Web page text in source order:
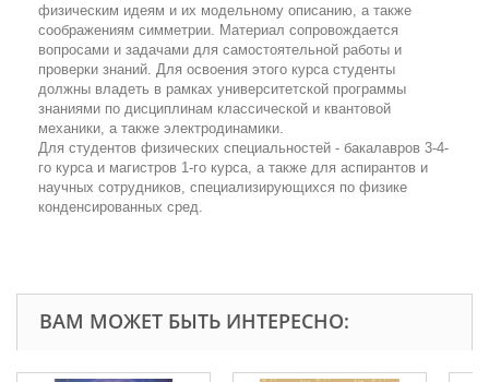
физическим идеям и их модельному описанию, а также
соображениям симметрии. Материал сопровождается
вопросами и задачами для самостоятельной работы и
проверки знаний. Для освоения этого курса студенты
должны владеть в рамках университетской программы
знаниями по дисциплинам классической и квантовой
механики, а также электродинамики.
Для студентов физических специальностей - бакалавров 3-4-
го курса и магистров 1-го курса, а также для аспирантов и
научных сотрудников, специализирующихся по физике
конденсированных сред.
ВАМ МОЖЕТ БЫТЬ ИНТЕРЕСНО: